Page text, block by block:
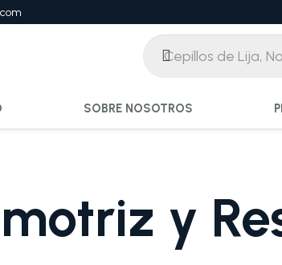
SOBRE NOSOTROS
y